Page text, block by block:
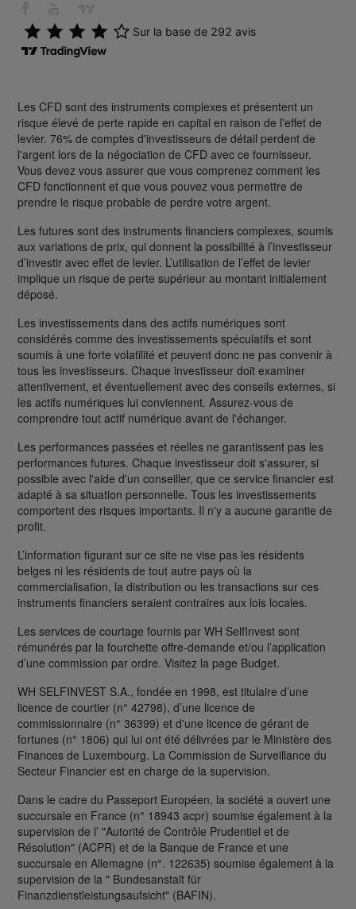
Les CFD sont des instruments complexes et présentent un
risque élevé de perte rapide en capital en raison de l'effet de
levier. 76% de comptes d'investisseurs de détail perdent de
l'argent lors de la négociation de CFD avec ce fournisseur.
Vous devez vous assurer que vous comprenez comment les
CFD fonctionnent et que vous pouvez vous permettre de
prendre le risque probable de perdre votre argent.
Les futures sont des instruments financiers complexes, soumis
aux variations de prix, qui donnent la possibilité à l’investisseur
d’investir avec effet de levier. L’utilisation de l’effet de levier
implique un risque de perte supérieur au montant initialement
déposé.
Les investissements dans des actifs numériques sont
considérés comme des investissements spéculatifs et sont
soumis à une forte volatilité et peuvent donc ne pas convenir à
tous les investisseurs. Chaque investisseur doit examiner
attentivement, et éventuellement avec des conseils externes, si
les actifs numériques lui conviennent. Assurez-vous de
comprendre tout actif numérique avant de l'échanger.
Les performances passées et réelles ne garantissent pas les
performances futures. Chaque investisseur doit s'assurer, si
possible avec l'aide d'un conseiller, que ce service financier est
adapté à sa situation personnelle. Tous les investissements
comportent des risques importants. Il n'y a aucune garantie de
profit.
L’information figurant sur ce site ne vise pas les résidents
belges ni les résidents de tout autre pays où la
commercialisation, la distribution ou les transactions sur ces
instruments financiers seraient contraires aux lois locales.
Les services de courtage fournis par WH SelfInvest sont
rémunérés par la fourchette offre-demande et/ou l’application
d’une commission par ordre. Visitez la page Budget.
WH SELFINVEST S.A., fondée en 1998, est titulaire d’une
licence de courtier (n° 42798), d’une licence de
commissionnaire (n° 36399) et d'une licence de gérant de
fortunes (n° 1806) qui lui ont été délivrées par le Ministère des
Finances de Luxembourg. La Commission de Surveillance du
Secteur Financier est en charge de la supervision.
Dans le cadre du Passeport Européen, la société a ouvert une
succursale en France (n° 18943 acpr) soumise également à la
supervision de l’ "Autorité de Contrôle Prudentiel et de
Résolution" (ACPR) et de la Banque de France et une
succursale en Allemagne (n°. 122635) soumise également à la
supervision de la " Bundesanstalt für
Finanzdienstleistungsaufsicht" (BAFIN).